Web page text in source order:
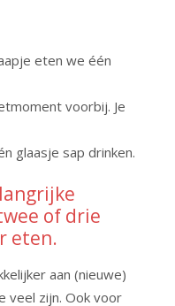
eten we één
voorbij. Je
glaasje sap drinken.
of drie
eten.
aan (nieuwe)
veel zijn. Ook voor